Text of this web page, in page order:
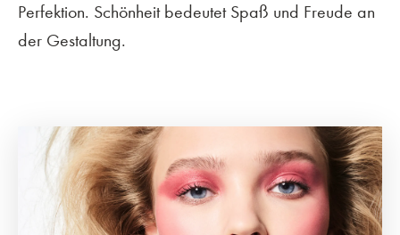
Perfektion. Schönheit bedeutet Spaß und Freude an
der Gestaltung.